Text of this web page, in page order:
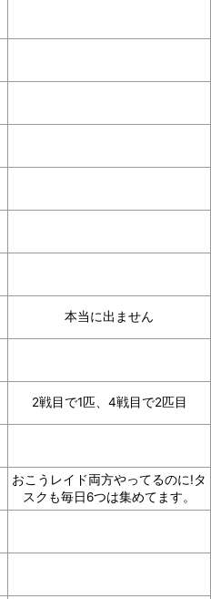
本当に出ません
2戦目で1匹、4戦目で2匹目
おこうレイド両方やってるのに!タ
スクも毎日6つは集めてます。